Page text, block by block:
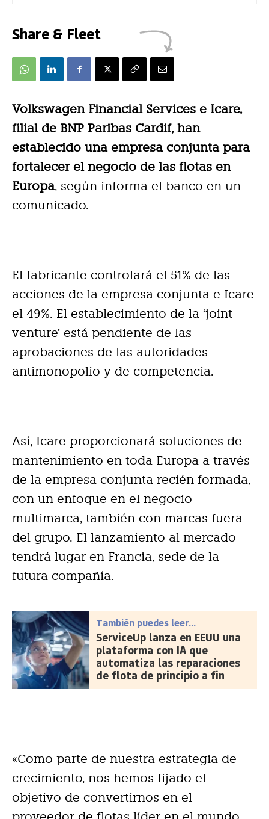
Share & Fleet
Volkswagen Financial Services e Icare,
filial de BNP Paribas Cardif, han
establecido una empresa conjunta para
fortalecer el negocio de las flotas en
Europa, según informa el banco en un
comunicado.
El fabricante controlará el 51% de las
acciones de la empresa conjunta e Icare
el 49%. El establecimiento de la ‘joint
venture’ está pendiente de las
aprobaciones de las autoridades
antimonopolio y de competencia.
Así, Icare proporcionará soluciones de
mantenimiento en toda Europa a través
de la empresa conjunta recién formada,
con un enfoque en el negocio
multimarca, también con marcas fuera
del grupo. El lanzamiento al mercado
tendrá lugar en Francia, sede de la
futura compañía.
También puedes leer...
ServiceUp lanza en EEUU una
plataforma con IA que
automatiza las reparaciones
de flota de principio a fin
«Como parte de nuestra estrategia de
crecimiento, nos hemos fijado el
objetivo de convertirnos en el